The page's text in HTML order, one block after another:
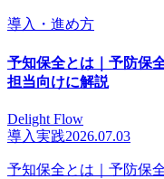
導入・進め方
予知保全とは｜予防保
担当向けに解説
Delight Flow
導入実践2026.07.03
予知保全とは｜予防保